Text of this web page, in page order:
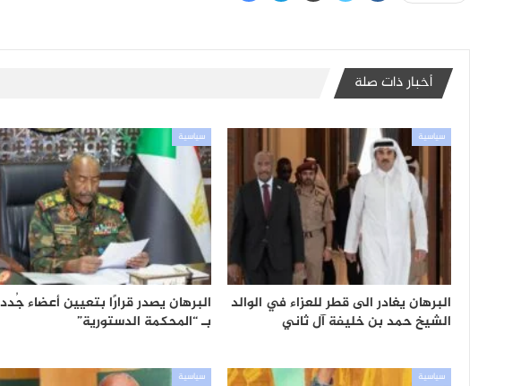
أخبار ذات صلة
سياسية
البرهان يغادر الى قطر للعزاء في الوالد
الشيخ حمد بن خليفة آل ثاني
سياسية
البرهان يصدر قرارًا بتعيين أعضاء جُدد
بـ “المحكمة الدستورية”
سياسية سياسية